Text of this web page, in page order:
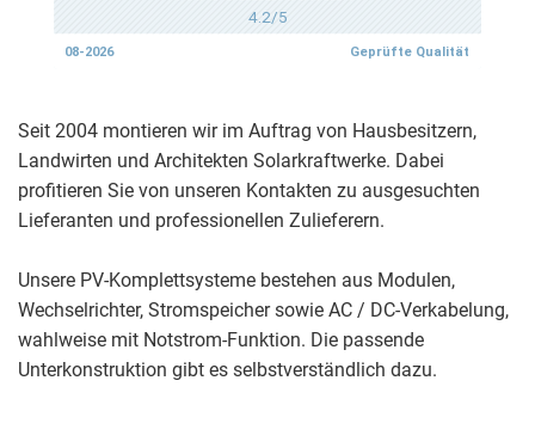
Seit 2004 montieren wir im Auftrag von Hausbesitzern,
Landwirten und Architekten Solarkraftwerke. Dabei
profitieren Sie von unseren Kontakten zu ausgesuchten
Lieferanten und professionellen Zulieferern.
Unsere PV-Komplettsysteme bestehen aus Modulen,
Wechselrichter, Stromspeicher sowie AC / DC-Verkabelung,
wahlweise mit Notstrom-Funktion. Die passende
Unterkonstruktion gibt es selbstverständlich dazu.